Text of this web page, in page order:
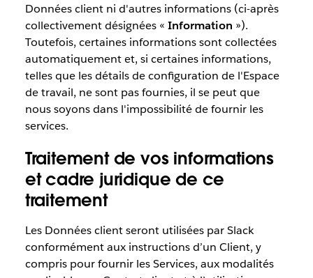
Données client ni d'autres informations (ci-après
collectivement désignées « Information »).
Toutefois, certaines informations sont collectées
automatiquement et, si certaines informations,
telles que les détails de configuration de l'Espace
de travail, ne sont pas fournies, il se peut que
nous soyons dans l'impossibilité de fournir les
services.
Traitement de vos informations
et cadre juridique de ce
traitement
Les Données client seront utilisées par Slack
conformément aux instructions d’un Client, y
compris pour fournir les Services, aux modalités